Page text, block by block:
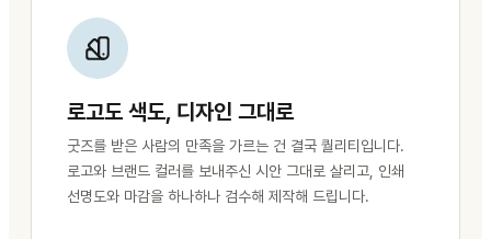
로고도 색도, 디자인 그대로
굿즈를 받은 사람의 만족을 가르는 건 결국 퀄리티입니다.
로고와 브랜드 컬러를 보내주신 시안 그대로 살리고, 인쇄
선명도와 마감을 하나하나 검수해 제작해 드립니다.